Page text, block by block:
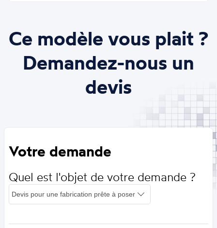
Ce modèle vous plait ?
Demandez-nous un
devis
Votre demande
Quel est l'objet de votre demande ?